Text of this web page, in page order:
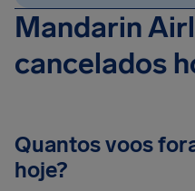
Mandarin
cancelados
Quantos voos
hoje?